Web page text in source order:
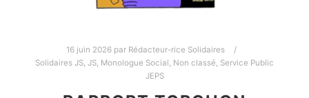
16 juin 2026par Rédacteur-rice Solidaires
Solidaires JS, JS, Monologue Social, Non classé, Service Public
JEPS